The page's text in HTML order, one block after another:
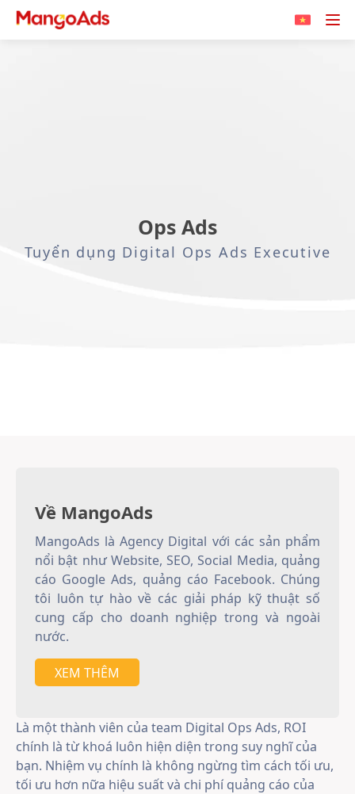
Ops Ads
Tuyển dụng Digital Ops Ads Executive
Về MangoAds
MangoAds là Agency Digital với các sản phẩm
nổi bật như Website, SEO, Social Media, quảng
cáo Google Ads, quảng cáo Facebook. Chúng
tôi luôn tự hào về các giải pháp kỹ thuật số
cung cấp cho doanh nghiệp trong và ngoài
nước.
XEM THÊM
Là một thành viên của team Digital Ops Ads, ROI
chính là từ khoá luôn hiện diện trong suy nghĩ của
bạn. Nhiệm vụ chính là không ngừng tìm cách tối ưu,
tối ưu hơn nữa hiệu suất và chi phí quảng cáo của